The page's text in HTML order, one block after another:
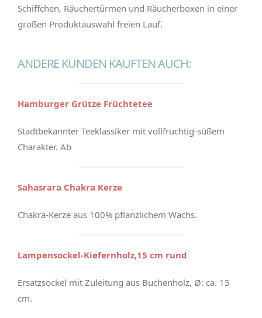
Schiffchen, Räuchertürmen und Räucherboxen in einer
großen Produktauswahl freien Lauf.
ANDERE KUNDEN KAUFTEN AUCH:
Hamburger Grütze Früchtetee
Stadtbekannter Teeklassiker mit vollfruchtig-süßem
Charakter. Ab
Sahasrara Chakra Kerze
Chakra-Kerze aus 100% pflanzlichem Wachs.
Lampensockel-Kiefernholz,15 cm rund
Ersatzsockel mit Zuleitung aus Buchenholz, Ø: ca. 15
cm.